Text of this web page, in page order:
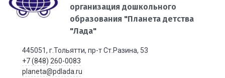
организация дошкольного
образования "Планета детства
"Лада"
445051, г.Тольятти, пр-т Ст.Разина, 53
+7 (848) 260-0083
planeta@pdlada.ru